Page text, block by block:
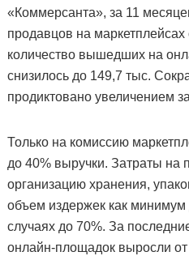
«Коммерсанта», за 11
продавцов на маркетплейсах
количество вышедших на
снизилось до 149,7 тыс.
продиктовано увеличением
Только на комиссию
до 40% выручки. Затраты на
организацию хранения,
объем издержек как минимум
случаях до 70%. За
онлайн-площадок выросли от